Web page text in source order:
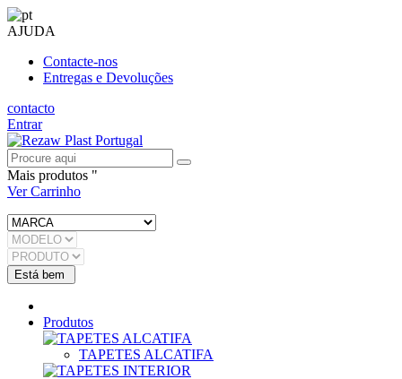
AJUDA
Contacte-nos
Entregas e Devoluções
contacto
Entrar
Mais produtos "
Ver Carrinho
Produtos
TAPETES ALCATIFA